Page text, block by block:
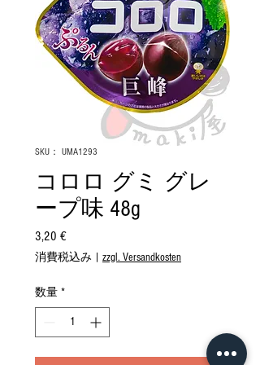
SKU： UMA1293
コロロ グミ グレ
ープ味 48g
3,20 €価
格
消費税込み zzgl. Versandkosten
数量 *